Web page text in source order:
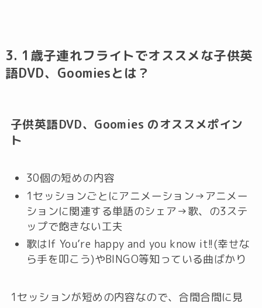
3. 1歳子連れフライトでオススメな子供英
語DVD、Goomiesとは？
子供英語DVD、Goomies のオススメポイン
ト
30個の短めの内容
1セッションごとにアニメーション→アニメー
ションに関連する単語のシェア→歌、の3ステ
ップで飽きない工夫
歌はIf You’re happy and you know it!!(幸せな
ら手を叩こう)やBINGO等知っている曲ばかり
1セッションが短めの内容なので、合間合間に見